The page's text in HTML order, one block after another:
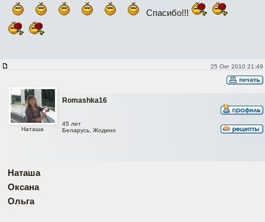
Спасибо!!!
25 Окт 2010 21:49
Romashka16
Наташа
45 лет
Беларусь, Жодино
Наташа
Оксана
Ольга